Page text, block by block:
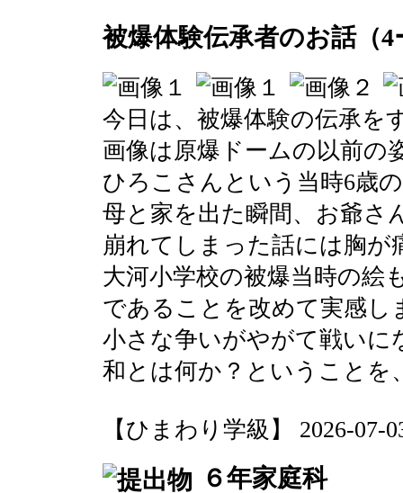
被爆体験伝承者のお話（4
今日は、被爆体験の伝承を
画像は原爆ドームの以前の
ひろこさんという当時6歳
母と家を出た瞬間、お爺さ
崩れてしまった話には胸が
大河小学校の被爆当時の絵
であることを改めて実感し
小さな争いがやがて戦いに
和とは何か？ということを
【ひまわり学級】 2026-07-
６年家庭科